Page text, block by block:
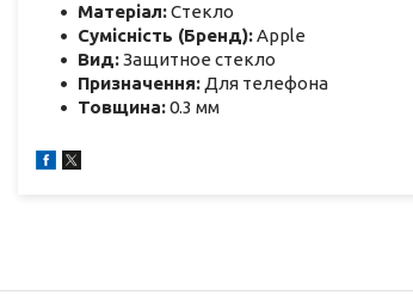
Матеріал:Стекло
Сумісність (Бренд):Apple
Вид:Защитное стекло
Призначення: Для телефона
Товщина:0.3 мм